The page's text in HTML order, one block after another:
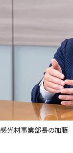
感光材事業部長の加藤